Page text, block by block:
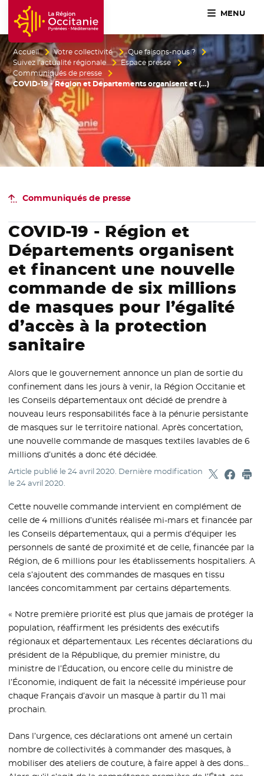
Accueil Région Occitanie / Pyrénées-Méditerranée
MENU
Accueil Votre collectivité
Que faisons-nous ?
Suivez l’actualité régionale
Espace presse
Communiqués de presse
COVID-19 - Région et Départements organisent et (…)
Communiqués de presse
COVID-19 - Région et
Départements organisent
et financent une nouvelle
commande de six millions
de masques pour l’égalité
d’accès à la protection
sanitaire
Alors que le gouvernement annonce un plan de sortie du
confinement dans les jours à venir, la Région Occitanie et
les Conseils départementaux ont décidé de prendre à
nouveau leurs responsabilités face à la pénurie persistante
de masques sur le territoire national. Après concertation,
une nouvelle commande de masques textiles lavables de 6
millions d’unités a donc été décidée.
Article publié le24 avril 2020. Dernière modification
le24 avril 2020. Partager
- Nouvelle
-
Cette nouvelle commande intervient en complément de
celle de 4 millions d’unités réalisée mi-mars et financée par
les Conseils départementaux, qui a permis d’équiper les
personnels de santé de proximité et de celle, financée par la
Région, de 6 millions pour les établissements hospitaliers. A
cela s’ajoutent des commandes de masques en tissu
lancées concomitamment par certains départements.
« Notre première priorité est plus que jamais de protéger la
population, réaffirment les présidents des exécutifs
régionaux et départementaux. Les récentes déclarations du
président de la République, du premier ministre, du
ministre de l’Éducation, ou encore celle du ministre de
l’Économie, indiquent de fait la nécessité impérieuse pour
chaque Français d’avoir un masque à partir du 11 mai
prochain.
Dans l’urgence, ces déclarations ont amené un certain
nombre de collectivités à commander des masques, à
mobiliser des ateliers de couture, à faire appel à des dons…